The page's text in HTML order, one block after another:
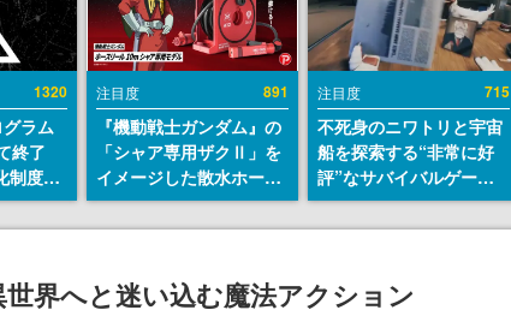
1320
ラム
終了
制度
」を
注目度 891
『機動戦士ガンダム』の
「シャア専用ザクⅡ」を
イメージした散水ホース
リールが予約開始。本体
にはシャアのパーソナル
エンブレム、型式番号な
どを配置
注目度 715
不死身のニワトリと宇宙
船を探索する“非常に好
評”なサバイバルゲーム
『Breathedge』が無料
で配布中。入手できる期
界へと迷い込む魔法アクション